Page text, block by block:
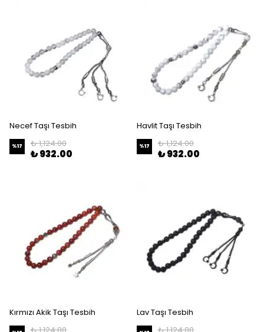
Necef Taşı Tesbih
%17 ₺ 1,124.00
₺ 932.00
Havlit Taşı Tesbih
%17 ₺ 1,124.00
₺ 932.00
Kırmızı Akik Taşı Tesbih Lav Taşı Tesbih